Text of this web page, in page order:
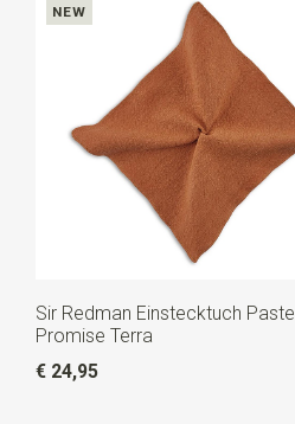
NEW
Sir Redman Einstecktuch Pastel
Promise Terra
€ 24,95